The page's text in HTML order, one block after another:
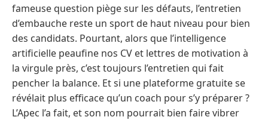
fameuse question piège sur les défauts, l’entretien
d’embauche reste un sport de haut niveau pour bien
des candidats. Pourtant, alors que l’intelligence
artificielle peaufine nos CV et lettres de motivation à
la virgule près, c’est toujours l’entretien qui fait
pencher la balance. Et si une plateforme gratuite se
révélait plus efficace qu’un coach pour s’y préparer ?
L’Apec l’a fait, et son nom pourrait bien faire vibrer